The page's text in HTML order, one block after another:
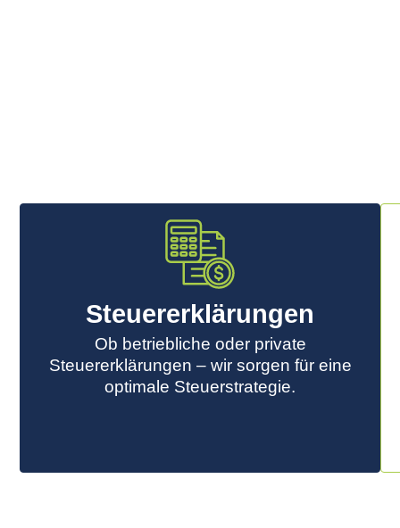
Steuer­erklärungen
Ob betriebliche oder private
Steuererklärungen – wir sorgen für eine
optimale Steuerstrategie.